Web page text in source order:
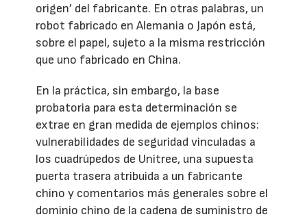
origen’ del fabricante. En otras palabras, un
robot fabricado en Alemania o Japón está,
sobre el papel, sujeto a la misma restricción
que uno fabricado en China.
En la práctica, sin embargo, la base
probatoria para esta determinación se
extrae en gran medida de ejemplos chinos:
vulnerabilidades de seguridad vinculadas a
los cuadrúpedos de Unitree, una supuesta
puerta trasera atribuida a un fabricante
chino y comentarios más generales sobre el
dominio chino de la cadena de suministro de